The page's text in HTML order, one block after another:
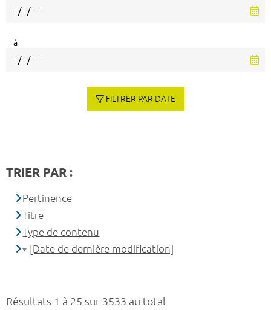
Résultats 1 à 25 sur 3533 au total
à
FILTRER PAR DATE
TRIER PAR :
Pertinence
Titre
Type de contenu
[Date de dernière modification]